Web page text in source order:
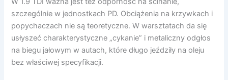
szczególnie w jednostkach PD. Obciążenia na krzywkach i
popychaczach nie są teoretyczne. W warsztatach da się
usłyszeć charakterystyczne „cykanie” i metaliczny odgłos
na biegu jałowym w autach, które długo jeździły na oleju
bez właściwej specyfikacji.